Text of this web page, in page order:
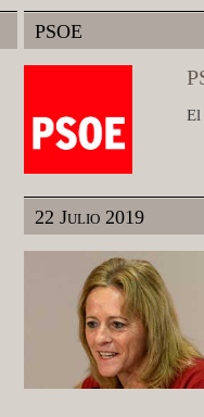
PSOE
El
22 Julio 2019